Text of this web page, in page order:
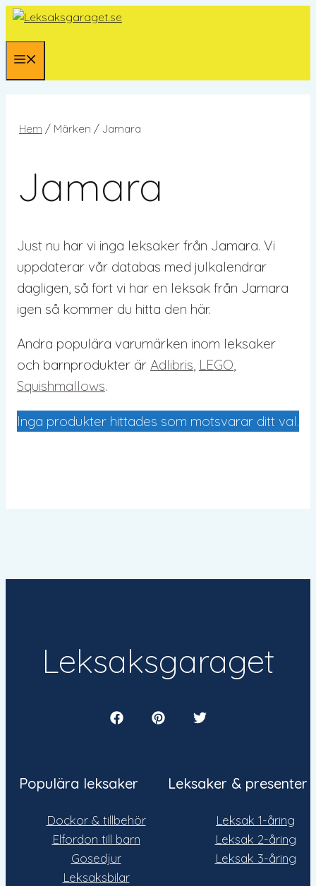
Hoppa
till
innehåll
Hem / Märken / Jamara
Jamara
Just nu har vi inga leksaker från Jamara. Vi
uppdaterar vår databas med julkalendrar
dagligen, så fort vi har en leksak från Jamara
igen så kommer du hitta den här.
Andra populära varumärken inom leksaker
och barnprodukter är Adlibris, LEGO,
Squishmallows.
Inga produkter hittades som motsvarar ditt val.
Populära leksaker
Dockor & tillbehör
Elfordon till barn
Gosedjur
Leksaksbilar
Leksaksgaraget
Leksaker & presenter
Leksak 1-åring
Leksak 2-åring
Leksak 3-åring